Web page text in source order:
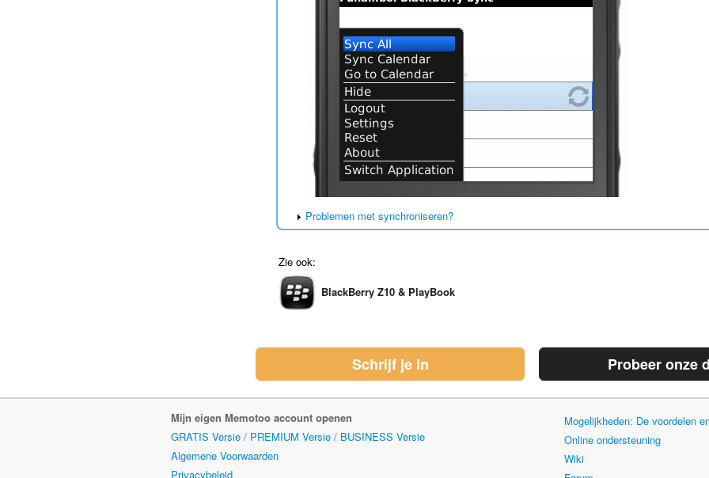
Problemen met synchroniseren?
Zie ook:
BlackBerry Z10 & PlayBook
Schrijf je in Probeer onze
Mijn eigen Memotoo account openen
GRATIS Versie / PREMIUM Versie / BUSINESS Versie
Algemene Voorwaarden
Privacybeleid
Mogelijkheden: De voordelen
Online ondersteuning
Wiki